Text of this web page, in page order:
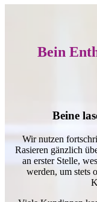
Bein
Beine
Wir nutzen
Rasieren gänzlich
an erster Stelle,
werden, um stets